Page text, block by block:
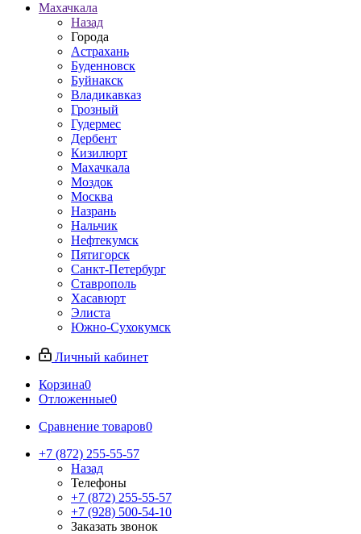
Махачкала
Назад
Города
Астрахань
Буденновск
Буйнакск
Владикавказ
Грозный
Гудермес
Дербент
Кизилюрт
Махачкала
Моздок
Москва
Назрань
Нальчик
Нефтекумск
Пятигорск
Санкт-Петербург
Ставрополь
Хасавюрт
Элиста
Южно-Сухокумск
Личный кабинет
Корзина0
Отложенные0
Сравнение товаров0
+7 (872) 255-55-57
Назад
Телефоны
+7 (872) 255-55-57
+7 (928) 500-54-10
Заказать звонок